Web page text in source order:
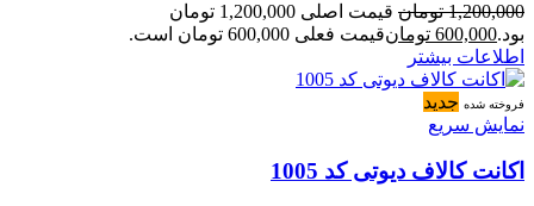
1,200,000 تومان
قیمت اصلی 1,200,000 تومان
بود.600,000 تومانقیمت فعلی 600,000 تومان است.
اطلاعات بیشتر
فروخته شده جدید
نمایش سریع
اکانت کالاف دیوتی کد 1005